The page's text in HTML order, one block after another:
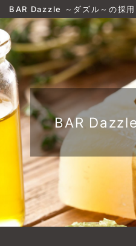
BAR Dazzle ～ダズル～の採用
BAR